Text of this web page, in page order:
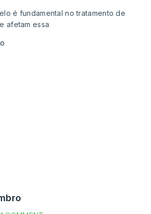
é fundamental no tratamento de
afetam essa